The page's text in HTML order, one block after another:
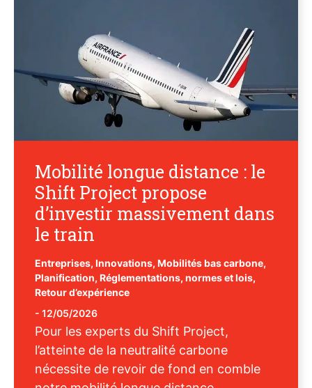
Mobilité longue distance : le
Shift Project propose
d’investir massivement dans
le train
Entreprises, Innovations, Mobilités bas carbone,
Planification, Réglementations, normes et lois,
Retour d’expérience
- 12/05/2026
Pour les experts du Shift Project,
l’atteinte de la neutralité carbone
nécessite de revoir de fond en comble